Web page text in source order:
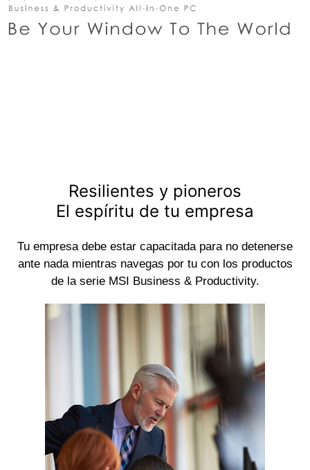
Resilientes y pioneros
El espíritu de tu empresa
Tu empresa debe estar capacitada para no detenerse
ante nada mientras navegas por tu con los productos
de la serie MSI Business & Productivity.